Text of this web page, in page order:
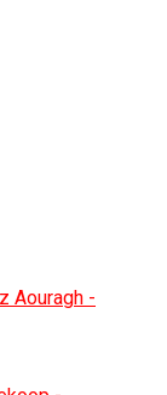
Aouragh -